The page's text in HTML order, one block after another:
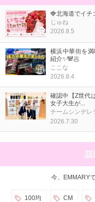
🍓北海道でイ
じゅね
2026.8.5
横浜中華街を
紹介✨🐼🥟
ここな
2026.8.4
確認中【Z世代
女子大生が...
チームシンデレ
2026.7.30
話
今、EMMARY
100均 CM